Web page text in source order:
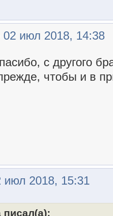
июл 2018, 14:38
с другого
чтобы и в
июл 2018, 15:31